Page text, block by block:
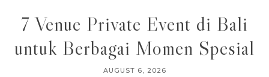
7 Venue Private Event di Bali
untuk Berbagai Momen Spesial
AUGUST 6, 2026